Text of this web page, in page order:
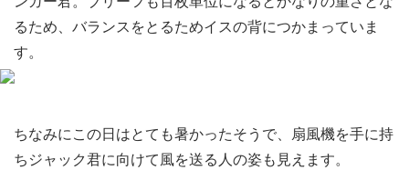
るため、バランスをとるためイスの背につかまっていま
す。
ちなみにこの日はとても暑かったそうで、扇風機を手に持
ちジャック君に向けて風を送る人の姿も見えます。